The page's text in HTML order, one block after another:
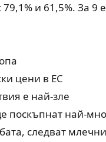
и 61,5%. За
цени в ЕС
е най-зле
поскъпнат най-
следват